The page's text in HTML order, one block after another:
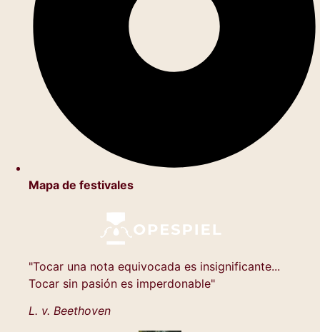
Mapa de festivales
"Tocar una nota equivocada es insignificante...
Tocar sin pasión es imperdonable"
L. v. Beethoven